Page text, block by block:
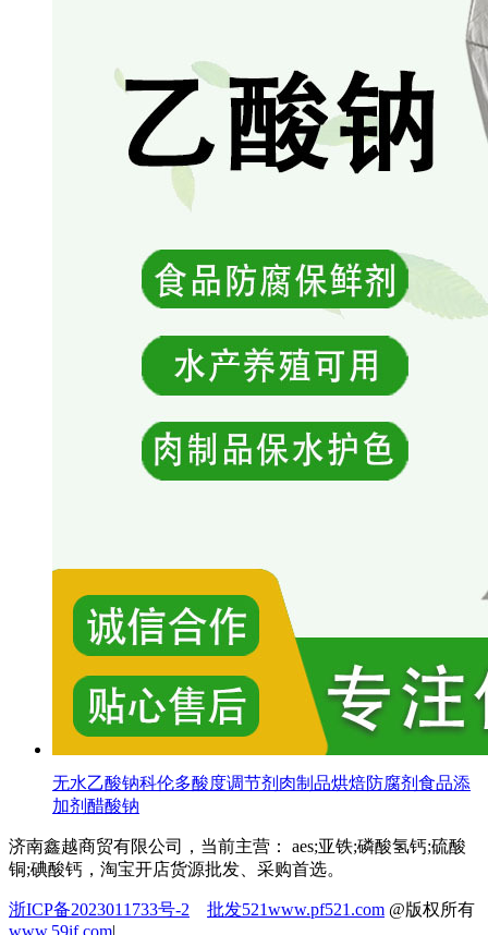
无水乙酸钠科伦多酸度调节剂肉制品烘焙防腐剂食品添
加剂醋酸钠
济南鑫越商贸有限公司，当前主营： aes;亚铁;磷酸氢钙;硫酸
铜;碘酸钙，淘宝开店货源批发、采购首选。
浙ICP备2023011733号-2 批发521www.pf521.com @版权所有